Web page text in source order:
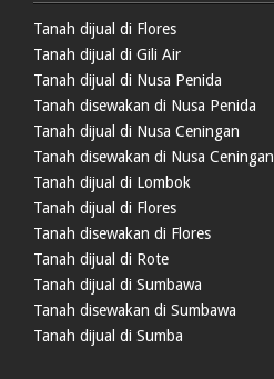
Tanah dijual di Flores
Tanah dijual di Gili Air
Tanah dijual di Nusa Penida
Tanah disewakan di Nusa Penida
Tanah dijual di Nusa Ceningan
Tanah disewakan di Nusa Ceningan
Tanah dijual di Lombok
Tanah dijual di Flores
Tanah disewakan di Flores
Tanah dijual di Rote
Tanah dijual di Sumbawa
Tanah disewakan di Sumbawa
Tanah dijual di Sumba